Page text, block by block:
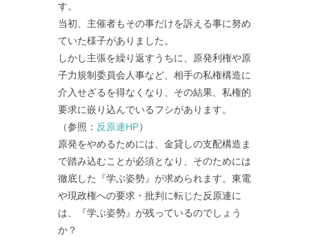
す。
当初、主催者もその事だけを訴える事に努め
ていた様子がありました。
しかし主張を繰り返すうちに、原発利権や原
子力規制委員会人事など、相手の私権構造に
介入せざるを得なくなり、その結果、私権的
要求に嵌り込んでいるフシがあります。
（参照： 反原連HP）
原発をやめるためには、金貸しの支配構造ま
で踏み込むことが必須となり、そのためには
徹底した『学ぶ姿勢』が求められます。東電
や現政権への要求・批判に転じた反原連に
は、『学ぶ姿勢』が残っているのでしょう
か？